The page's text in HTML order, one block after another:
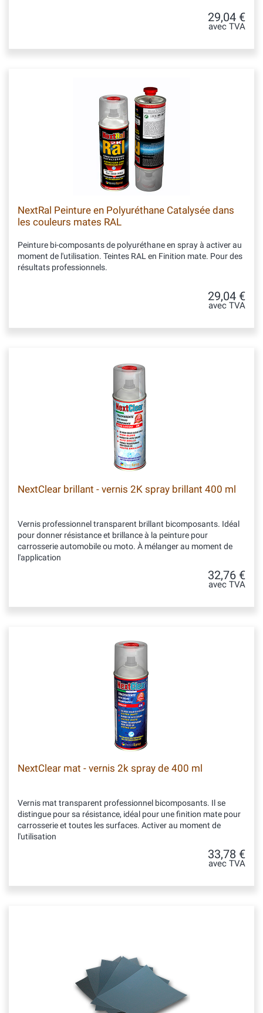
29,04 €
avec TVA
NextRal Peinture en Polyuréthane Catalysée dans
les couleurs mates RAL
Peinture bi-composants de polyuréthane en spray à activer au
moment de l'utilisation. Teintes RAL en Finition mate. Pour des
résultats professionnels.
29,04 €
avec TVA
NextClear brillant - vernis 2K spray brillant 400 ml
Vernis professionnel transparent brillant bicomposants. Idéal
pour donner résistance et brillance à la peinture pour
carrosserie automobile ou moto. À mélanger au moment de
l'application
32,76 €
avec TVA
NextClear mat - vernis 2k spray de 400 ml
Vernis mat transparent professionnel bicomposants. Il se
distingue pour sa résistance, idéal pour une finition mate pour
carrosserie et toutes les surfaces. Activer au moment de
l'utilisation
33,78 €
avec TVA